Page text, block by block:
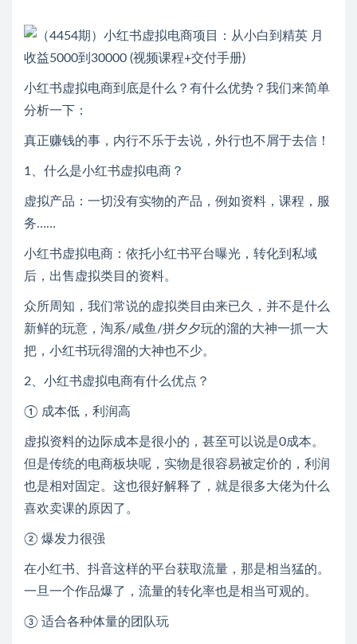
小红书虚拟电商到底是什么？有什么优势？我们来简单
分析一下：
真正赚钱的事，内行不乐于去说，外行也不屑于去信！
1、什么是小红书虚拟电商？
虚拟产品：一切没有实物的产品，例如资料，课程，服
务……
小红书虚拟电商：依托小红书平台曝光，转化到私域
后，出售虚拟类目的资料。
众所周知，我们常说的虚拟类目由来已久，并不是什么
新鲜的玩意，淘系/咸鱼/拼夕夕玩的溜的大神一抓一大
把，小红书玩得溜的大神也不少。
2、小红书虚拟电商有什么优点？
① 成本低，利润高
虚拟资料的边际成本是很小的，甚至可以说是0成本。
但是传统的电商板块呢，实物是很容易被定价的，利润
也是相对固定。这也很好解释了，就是很多大佬为什么
喜欢卖课的原因了。
② 爆发力很强
在小红书、抖音这样的平台获取流量，那是相当猛的。
一旦一个作品爆了，流量的转化率也是相当可观的。
③ 适合各种体量的团队玩